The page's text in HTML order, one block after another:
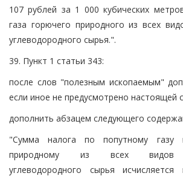
107 рублей за 1 000 кубических
газа горючего природного из всех
углеводородного сырья.".
39. Пункт 1 статьи 343:
после слов "полезным ископаемым"
если иное не предусмотрено настоящей
дополнить абзацем следующего
"Сумма налога по попутному газу
природному из всех видов
углеводородного сырья исчисляется